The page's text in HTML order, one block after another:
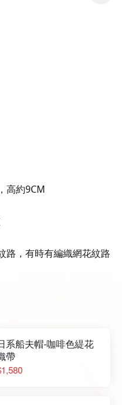
高約9CM
路，有時有編織網花紋路
系船夫帽-咖啡色緹花
帶